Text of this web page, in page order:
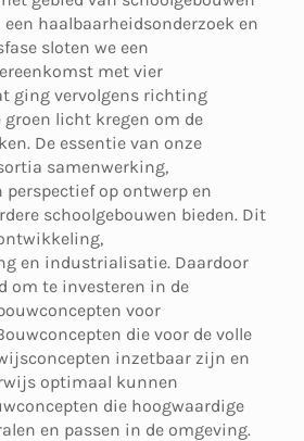
haalbaarheidsonderzoek en
sloten we een
met vier
ging vervolgens richting
groen licht kregen om de
De essentie van onze
samenwerking,
op ontwerp en
schoolgebouwen bieden. Dit
en industrialisatie. Daardoor
om te investeren in de
voor
die voor de volle
inzetbaar zijn en
optimaal kunnen
die hoogwaardige
en passen in de omgeving.